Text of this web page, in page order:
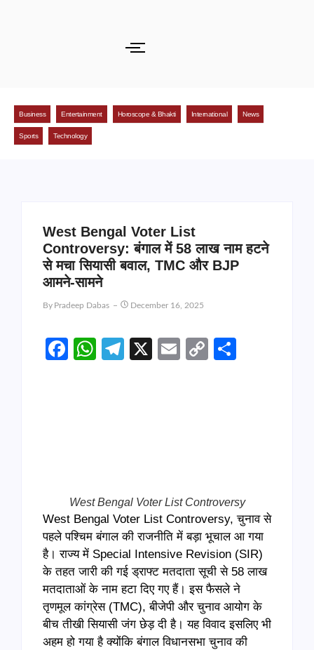
Business Entertainment Horoscope & Bhakti International News
Sports Technology
West Bengal Voter List
Controversy: बंगाल में 58 लाख नाम हटने
से मचा सियासी बवाल, TMC और BJP
आमने-सामने
By Pradeep Dabas December 16, 2025
Facebook
WhatsApp
Telegram
X EmailCopy
West Bengal Voter List Controversy
West Bengal Voter List Controversy, चुनाव से
पहले पश्चिम बंगाल की राजनीति में बड़ा भूचाल आ गया
है। राज्य में Special Intensive Revision (SIR)
के तहत जारी की गई ड्राफ्ट मतदाता सूची से 58 लाख
मतदाताओं के नाम हटा दिए गए हैं। इस फैसले ने
तृणमूल कांग्रेस (TMC), बीजेपी और चुनाव आयोग के
बीच तीखी सियासी जंग छेड़ दी है। यह विवाद इसलिए भी
अहम हो गया है क्योंकि बंगाल विधानसभा चुनाव की